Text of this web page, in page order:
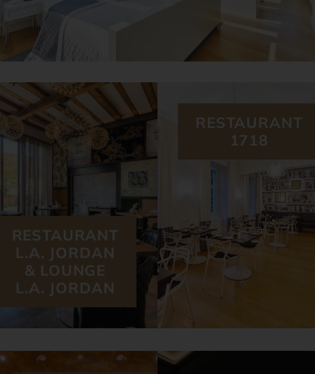
L.A. JORDAN
& LOUNGE
L.A. JORDAN
1718